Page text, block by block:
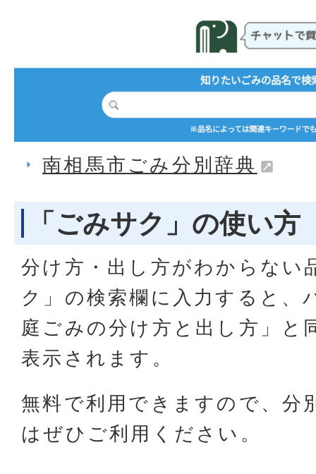
南相馬市ごみ分別辞典
「ごみサク」の使い方
分け方・出し方がわからない
ク」の検索欄に入力すると、
庭ごみの分け方と出し方」と
表示されます。
無料で利用できますので、分
はぜひご利用ください。